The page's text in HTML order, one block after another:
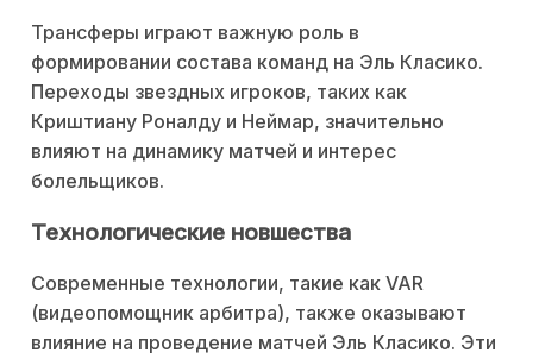
Трансферы играют важную роль в
формировании состава команд на Эль Класико.
Переходы звездных игроков, таких как
Криштиану Роналду и Неймар, значительно
влияют на динамику матчей и интерес
болельщиков.
Технологические новшества
Современные технологии, такие как VAR
(видеопомощник арбитра), также оказывают
влияние на проведение матчей Эль Класико. Эти